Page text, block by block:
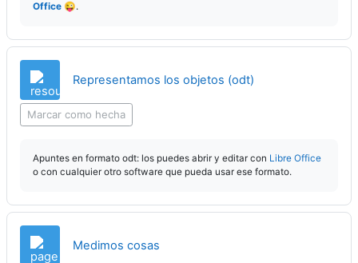
Office 😜.
Representamos los objetos (odt)
Marcar como hecha
Apuntes en formato odt: los puedes abrir y editar con Libre Office
o con cualquier otro software que pueda usar ese formato.
Medimos cosas